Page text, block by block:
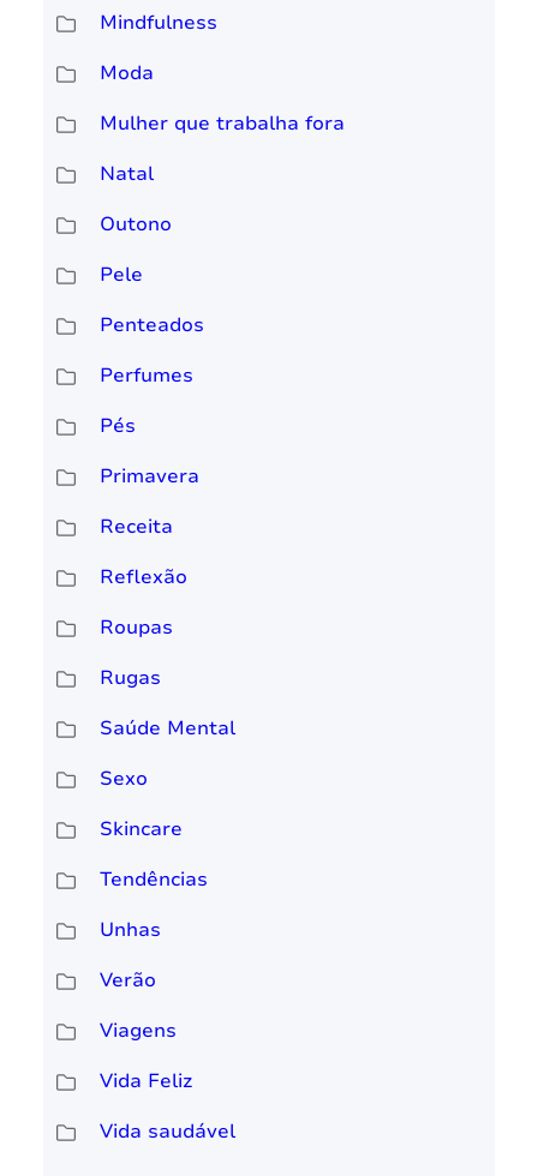
Mindfulness
Moda
Mulher que trabalha fora
Natal
Outono
Pele
Penteados
Perfumes
Pés
Primavera
Receita
Reflexão
Roupas
Rugas
Saúde Mental
Sexo
Skincare
Tendências
Unhas
Verão
Viagens
Vida Feliz
Vida saudável